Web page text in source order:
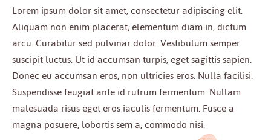
Lorem ipsum dolor sit amet, consectetur adipiscing elit.
Aliquam non enim placerat, elementum diam in, dictum
arcu. Curabitur sed pulvinar dolor. Vestibulum semper
suscipit luctus. Ut id accumsan turpis, eget sagittis sapien.
Donec eu accumsan eros, non ultricies eros. Nulla facilisi.
Suspendisse feugiat ante id rutrum fermentum. Nullam
malesuada risus eget eros iaculis fermentum. Fusce a
magna posuere, lobortis sem a, commodo nisi.